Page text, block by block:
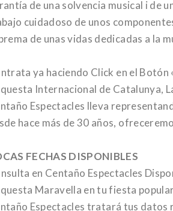
de una solvencia musical i de
cuidadoso de unos
de unas vidas dedicadas a la
ya haciendo Click en el Botón
Internacional de Catalunya,
Espectacles lleva
hace más de 30 años,
FECHAS DISPONIBLES
en Centaño Espectacles
Maravella en tu fiesta
Espectacles tratará tus datos